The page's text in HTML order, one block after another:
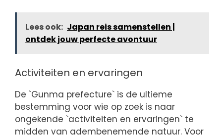
Lees ook: Japan reis samenstellen |
ontdek jouw perfecte avontuur
Activiteiten en ervaringen
De `Gunma prefecture` is de ultieme
bestemming voor wie op zoek is naar
ongekende `activiteiten en ervaringen` te
midden van adembenemende natuur. Voor